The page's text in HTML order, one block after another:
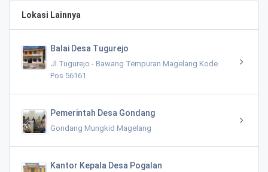
Lokasi Lainnya
Balai Desa Tugurejo
Jl.Tugurejo - Bawang Tempuran Magelang Kode
Pos 56161
Pemerintah Desa Gondang
Gondang Mungkid Magelang
Kantor Kepala Desa Pogalan